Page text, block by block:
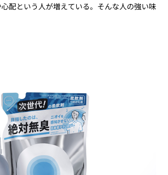
配という人が増えている。そんな人の強い味